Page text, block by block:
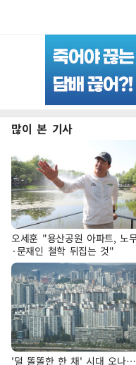
많이 본 기사
오세훈 "용산공원 아파트, 노
·문재인 철학 뒤집는 것"
'덜 똘똘한 한 채' 시대 오나